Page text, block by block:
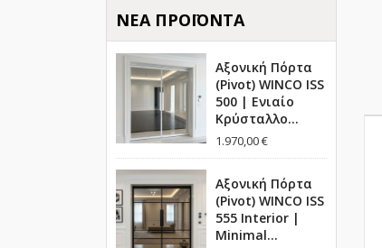
ΝΈΑ ΠΡΟΪΌΝΤΑ
Αξονική Πόρτα
(Pivot) WINCO ISS
500 | Ενιαίο
Κρύσταλλο...
1.970,00 €
Αξονική Πόρτα
(Pivot) WINCO ISS
555 Interior |
Minimal...